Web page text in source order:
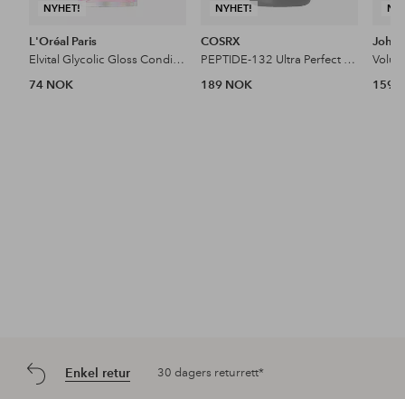
NYHET!
L'Oréal Paris
Elvital Glycolic Gloss Conditioner For Dull Hair
74 NOK
NYHET!
COSRX
PEPTIDE-132 Ultra Perfect Hair Bonding Treatment
189 NOK
John
159
Enkel retur 30 dagers returrett*